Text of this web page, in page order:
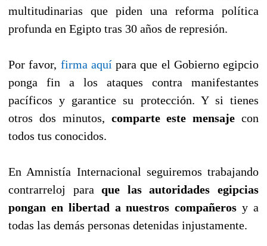
multitudinarias que piden una reforma política
profunda en Egipto tras 30 años de represión.
Por favor, firma aquípara que el Gobierno egipcio
ponga fin a los ataques contra manifestantes
pacíficos y garantice su protección. Y si tienes
otros dos minutos, comparte este mensaje con
todos tus conocidos.
En Amnistía Internacional seguiremos trabajando
contrarreloj paraque las autoridades egipcias
pongan en libertad a nuestros compañeros y a
todas las demás personas detenidas injustamente.